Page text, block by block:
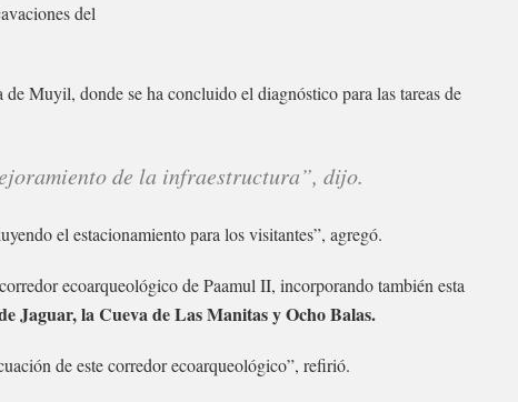
del
Muyil, donde se ha concluido el diagnóstico para las tareas de
de la infraestructura”, dijo.
el estacionamiento para los visitantes”, agregó.
ecoarqueológico de Paamul II, incorporando también esta
Jaguar, la Cueva de Las Manitas y Ocho Balas.
de este corredor ecoarqueológico”, refirió.